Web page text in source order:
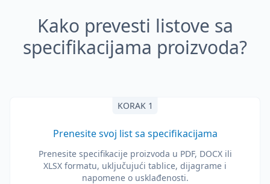
Kako prevesti listove sa
specifikacijama proizvoda?
KORAK 1
Prenesite svoj list sa specifikacijama
Prenesite specifikacije proizvoda u PDF, DOCX ili
XLSX formatu, uključujući tablice, dijagrame i
napomene o usklađenosti.